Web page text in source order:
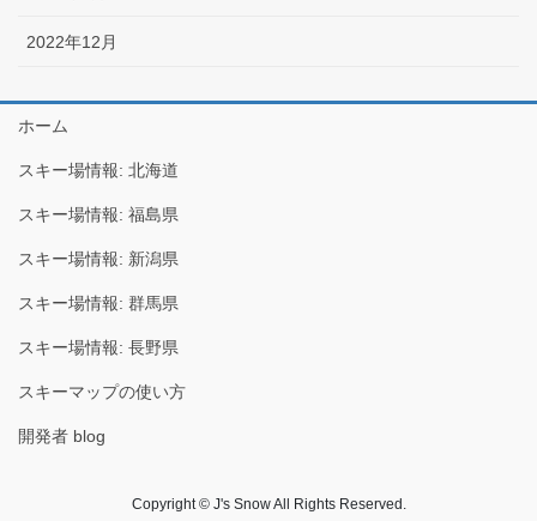
2022年12月
ホーム
スキー場情報: 北海道
スキー場情報: 福島県
スキー場情報: 新潟県
スキー場情報: 群馬県
スキー場情報: 長野県
スキーマップの使い方
開発者 blog
Copyright © J's Snow All Rights Reserved.